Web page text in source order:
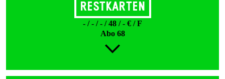
Restkarten
- / - / - / 48 / - € / F
Abo 68